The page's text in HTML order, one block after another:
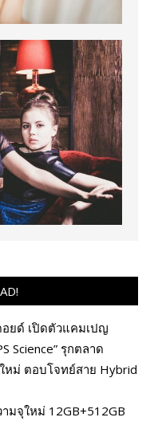
อยด์ เปิดตัวแคมเปญ
Science” รุกตลาด
ม่ ตอบโจทย์สาย Hybrid
มจุใหม่ 12GB+512GB